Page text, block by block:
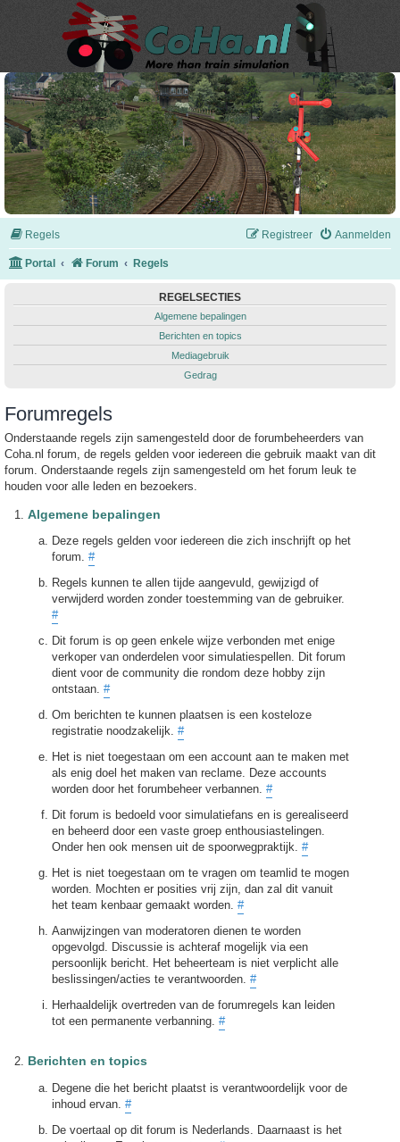
Regels Aanmelden
Registreer
Portal Forum Regels
REGELSECTIES
Algemene bepalingen
Berichten en topics
Mediagebruik
Gedrag
Forumregels
Onderstaande regels zijn samengesteld door de forumbeheerders van
Coha.nl forum, de regels gelden voor iedereen die gebruik maakt van dit
forum. Onderstaande regels zijn samengesteld om het forum leuk te
houden voor alle leden en bezoekers.
Algemene bepalingen
Deze regels gelden voor iedereen die zich inschrijft op het
forum. #
Regels kunnen te allen tijde aangevuld, gewijzigd of
verwijderd worden zonder toestemming van de gebruiker.
#
Dit forum is op geen enkele wijze verbonden met enige
verkoper van onderdelen voor simulatiespellen. Dit forum
dient voor de community die rondom deze hobby zijn
ontstaan. #
Om berichten te kunnen plaatsen is een kosteloze
registratie noodzakelijk. #
Het is niet toegestaan om een account aan te maken met
als enig doel het maken van reclame. Deze accounts
worden door het forumbeheer verbannen. #
Dit forum is bedoeld voor simulatiefans en is gerealiseerd
en beheerd door een vaste groep enthousiastelingen.
Onder hen ook mensen uit de spoorwegpraktijk. #
Het is niet toegestaan om te vragen om teamlid te mogen
worden. Mochten er posities vrij zijn, dan zal dit vanuit
het team kenbaar gemaakt worden. #
Aanwijzingen van moderatoren dienen te worden
opgevolgd. Discussie is achteraf mogelijk via een
persoonlijk bericht. Het beheerteam is niet verplicht alle
beslissingen/acties te verantwoorden. #
Herhaaldelijk overtreden van de forumregels kan leiden
tot een permanente verbanning. #
Berichten en topics
Degene die het bericht plaatst is verantwoordelijk voor de
inhoud ervan. #
De voertaal op dit forum is Nederlands. Daarnaast is het